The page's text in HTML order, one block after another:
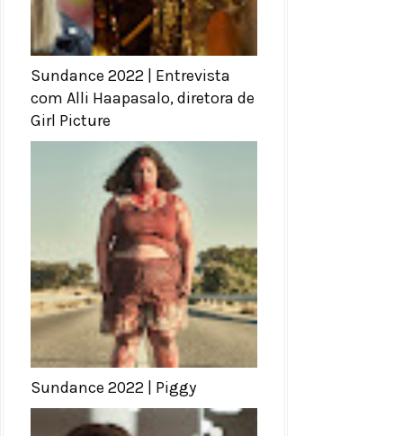
Sundance 2022 | Entrevista
com Alli Haapasalo, diretora de
Girl Picture
Sundance 2022 | Piggy